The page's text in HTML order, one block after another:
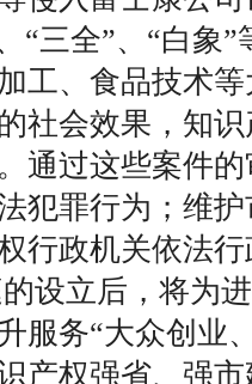
“三全”、“白象
工、食品技术
社会效果，知
通过这些案件
犯罪行为；维
行政机关依法
设立后，将为
服务“大众创业
产权强省、强